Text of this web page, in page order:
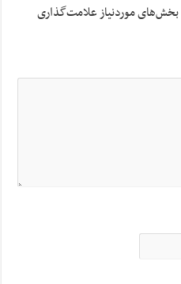
بخش‌های موردنیاز علامت‌گذاری